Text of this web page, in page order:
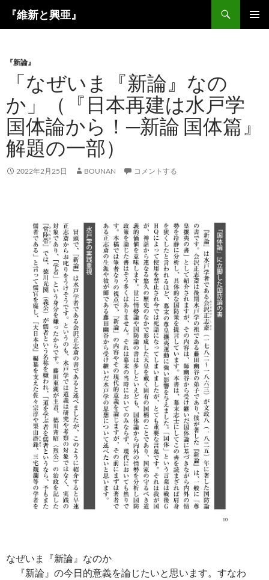
キ
ッ
プ
『維新と興亜』
『新論』
「なぜいま『新論』なの
か」（『日本再建は水戸学
国体論から！─新論 国体篇』
解題の一部）
2022年2月25日 BOUNAN コメントする
なぜいま『新論』なのか
『新論』の今日的意義を論じたいと思います。すなわ